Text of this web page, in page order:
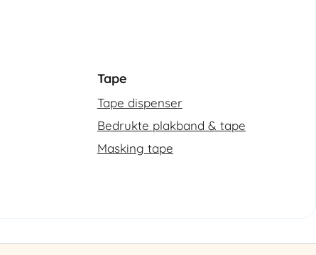
Tape
Tape dispenser
Bedrukte plakband & tape
Masking tape